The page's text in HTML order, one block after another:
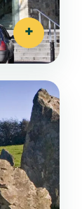
+